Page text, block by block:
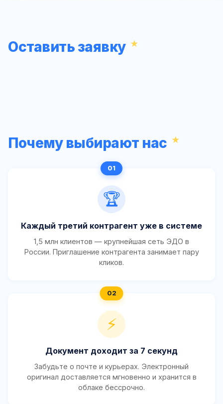
Оставить заявку
Почему выбирают нас
🏆
Каждый третий контрагент уже в системе
1,5 млн клиентов — крупнейшая сеть ЭДО в
России. Приглашение контрагента занимает пару
кликов.
⚡
Документ доходит за 7 секунд
Забудьте о почте и курьерах. Электронный
оригинал доставляется мгновенно и хранится в
облаке бессрочно.